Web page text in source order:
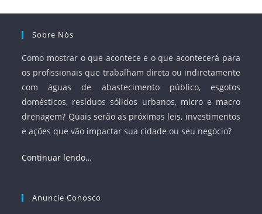
Sobre Nós
Como mostrar o que acontece e o que acontecerá para
os profissionais que trabalham direta ou indiretamente
com águas de abastecimento público, esgotos
domésticos, resíduos sólidos urbanos, micro e macro
drenagem? Quais serão as próximas leis, investimentos
e ações que vão impactar sua cidade ou seu negócio?
Continuar lendo…
Anuncie Conosco